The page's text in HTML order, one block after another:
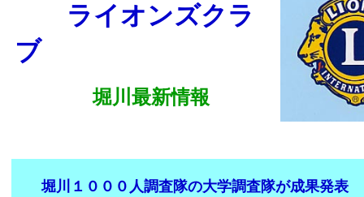
ライオンズクラ
ブ
堀川最新情報
堀川１０００人調査隊の大学調査隊が成果発表